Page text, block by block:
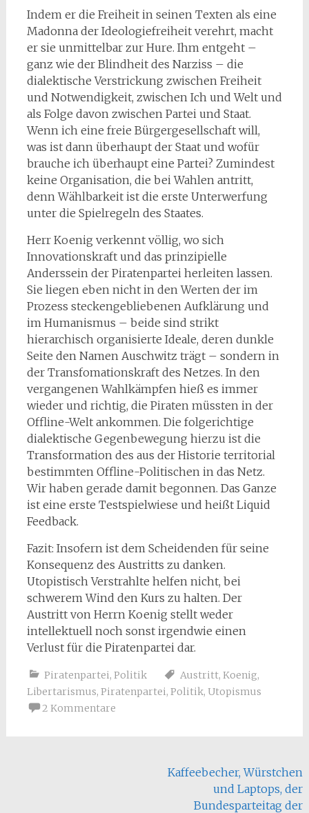
Indem er die Freiheit in seinen Texten als eine
Madonna der Ideologiefreiheit verehrt, macht
er sie unmittelbar zur Hure. Ihm entgeht –
ganz wie der Blindheit des Narziss – die
dialektische Verstrickung zwischen Freiheit
und Notwendigkeit, zwischen Ich und Welt und
als Folge davon zwischen Partei und Staat.
Wenn ich eine freie Bürgergesellschaft will,
was ist dann überhaupt der Staat und wofür
brauche ich überhaupt eine Partei? Zumindest
keine Organisation, die bei Wahlen antritt,
denn Wählbarkeit ist die erste Unterwerfung
unter die Spielregeln des Staates.
Herr Koenig verkennt völlig, wo sich
Innovationskraft und das prinzipielle
Anderssein der Piratenpartei herleiten lassen.
Sie liegen eben nicht in den Werten der im
Prozess steckengebliebenen Aufklärung und
im Humanismus – beide sind strikt
hierarchisch organisierte Ideale, deren dunkle
Seite den Namen Auschwitz trägt – sondern in
der Transfomationskraft des Netzes. In den
vergangenen Wahlkämpfen hieß es immer
wieder und richtig, die Piraten müssten in der
Offline-Welt ankommen. Die folgerichtige
dialektische Gegenbewegung hierzu ist die
Transformation des aus der Historie territorial
bestimmten Offline-Politischen in das Netz.
Wir haben gerade damit begonnen. Das Ganze
ist eine erste Testspielwiese und heißt Liquid
Feedback.
Fazit: Insofern ist dem Scheidenden für seine
Konsequenz des Austritts zu danken.
Utopistisch Verstrahlte helfen nicht, bei
schwerem Wind den Kurs zu halten. Der
Austritt von Herrn Koenig stellt weder
intellektuell noch sonst irgendwie einen
Verlust für die Piratenpartei dar.
Piratenpartei, Politik Austritt, Koenig,
Libertarismus, Piratenpartei, Politik, Utopismus
2 Kommentare
Kaffeebecher, Würstchen
und Laptops, der
Bundesparteitag der